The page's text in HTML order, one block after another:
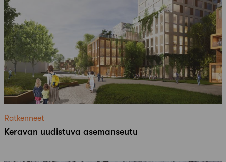
Ratkenneet
Keravan uudistuva asemanseutu